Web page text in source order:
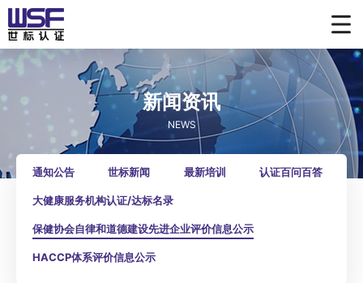
新闻资讯
NEWS
通知公告 世标新闻 最新培训 认证百问百答
大健康服务机构认证/达标名录
保健协会自律和道德建设先进企业评价信息公示
HACCP体系评价信息公示